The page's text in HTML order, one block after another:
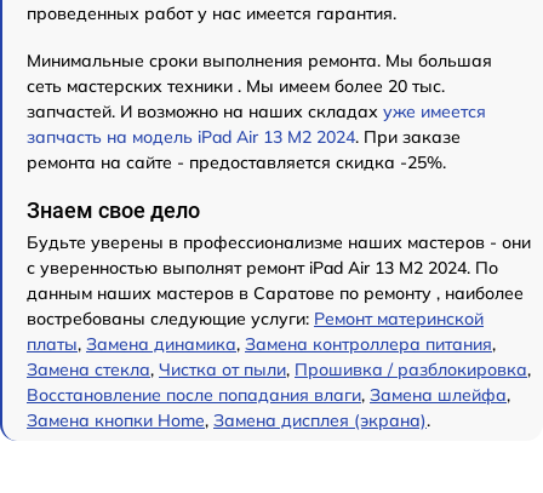
проведенных работ у нас имеется гарантия.
Минимальные сроки выполнения ремонта. Мы большая
сеть мастерских техники . Мы имеем более 20 тыс.
запчастей. И возможно на наших складах уже имеется
запчасть на модель iPad Air 13 M2 2024. При заказе
ремонта на сайте - предоставляется скидка -25%.
Знаем свое дело
Будьте уверены в профессионализме наших мастеров - они
с уверенностью выполнят ремонт iPad Air 13 M2 2024. По
данным наших мастеров в Саратове по ремонту , наиболее
востребованы следующие услуги: Ремонт материнской
платы, Замена динамика, Замена контроллера питания,
Замена стекла, Чистка от пыли, Прошивка / разблокировка,
Восстановление после попадания влаги, Замена шлейфа,
Замена кнопки Home, Замена дисплея (экрана).